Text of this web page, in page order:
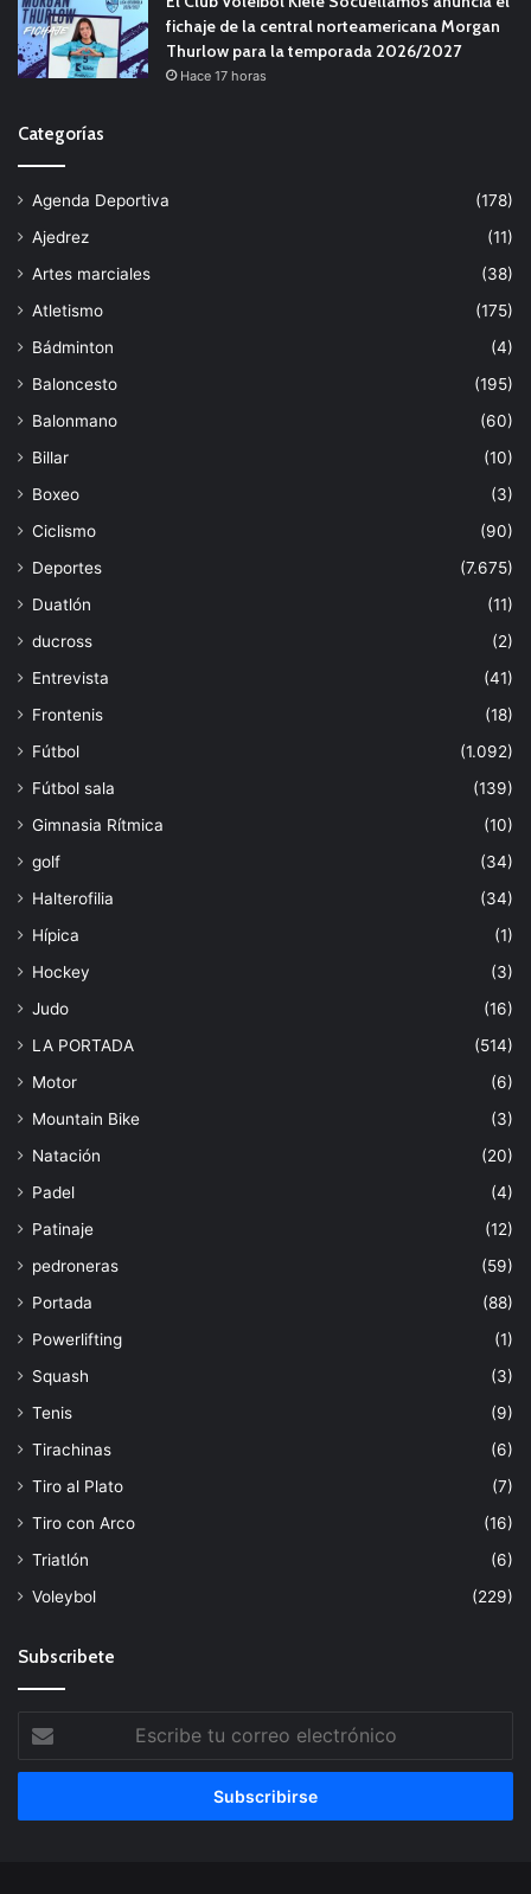
fichaje de la central norteamericana Morgan
Thurlow para la temporada 2026/2027
Hace 17 horas
Categorías
Agenda Deportiva
(178)
Ajedrez
(11)
Artes marciales
(38)
Atletismo
(175)
Bádminton
(4)
Baloncesto
(195)
Balonmano
(60)
Billar
(10)
Boxeo
(3)
Ciclismo
(90)
Deportes
(7.675)
Duatlón
(11)
ducross
(2)
Entrevista
(41)
Frontenis
(18)
Fútbol
(1.092)
Fútbol sala
(139)
Gimnasia Rítmica
(10)
golf
(34)
Halterofilia
(34)
Hípica
(1)
Hockey
(3)
Judo
(16)
LA PORTADA
(514)
Motor
(6)
Mountain Bike
(3)
Natación
(20)
Padel
(4)
Patinaje
(12)
pedroneras
(59)
Portada
(88)
Powerlifting
(1)
Squash
(3)
Tenis
(9)
Tirachinas
(6)
Tiro al Plato
(7)
Tiro con Arco
(16)
Triatlón
(6)
Voleybol
(229)
Subscribete
tu
correo